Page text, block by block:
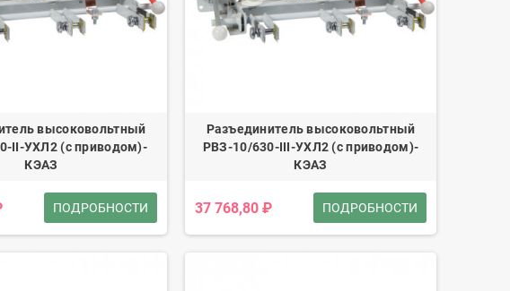
высоковольтный
II-УХЛ2 (с приводом)-
КЭАЗ
ПОДРОБНОСТИ
Разъединитель высоковольтный
РВЗ-10/630-III-УХЛ2 (с приводом)-
КЭАЗ
37 768,80 ₽ ПОДРОБНОСТИ